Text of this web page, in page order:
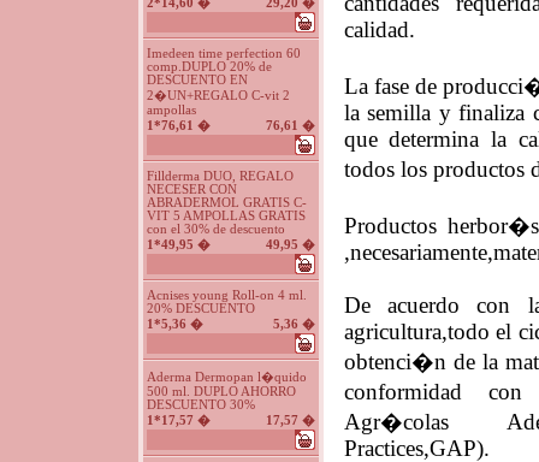
2*14,60 �
29,20 �
Imedeen time perfection 60
comp.DUPLO 20% de
DESCUENTO EN
2�UN+REGALO C-vit 2
ampollas
1*76,61 �
76,61 �
Fillderma DUO, REGALO
NECESER CON
ABRADERMOL GRATIS C-
VIT 5 AMPOLLAS GRATIS
con el 30% de descuento
1*49,95 �
49,95 �
Acnises young Roll-on 4 ml.
20% DESCUENTO
1*5,36 �
5,36 �
Aderma Dermopan l�quido
500 ml. DUPLO AHORRO
DESCUENTO 30%
1*17,57 �
17,57 �
calidad.
La fase de
la semilla y finaliza
que determina la
todos los productos
Productos
De acuerdo con
agricultura,todo el
obtenci�n de la
conformidad
Agr�colas
Practices,GAP).